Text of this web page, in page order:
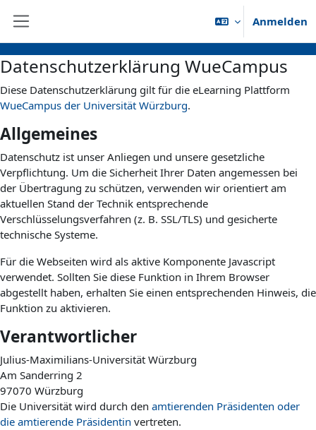
Anmelden
Datenschutzerklärung WueCampus
Diese Datenschutzerklärung gilt für die eLearning Plattform
WueCampus der Universität Würzburg.
Allgemeines
Datenschutz ist unser Anliegen und unsere gesetzliche
Verpflichtung. Um die Sicherheit Ihrer Daten angemessen bei
der Übertragung zu schützen, verwenden wir orientiert am
aktuellen Stand der Technik entsprechende
Verschlüsselungsverfahren (z. B. SSL/TLS) und gesicherte
technische Systeme.
Für die Webseiten wird als aktive Komponente Javascript
verwendet. Sollten Sie diese Funktion in Ihrem Browser
abgestellt haben, erhalten Sie einen entsprechenden Hinweis, die
Funktion zu aktivieren.
Verantwortlicher
Julius-Maximilians-Universität Würzburg
Am Sanderring 2
97070 Würzburg
Die Universität wird durch den amtierenden Präsidenten oder
die amtierende Präsidentin vertreten.